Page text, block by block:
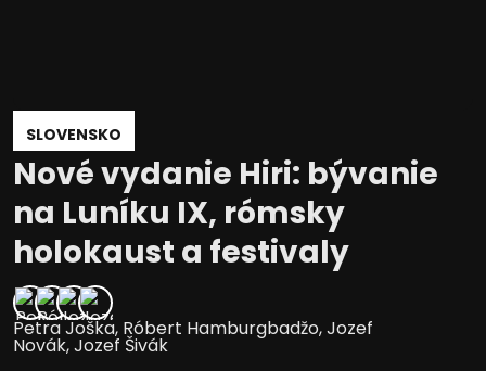
SLOVENSKO
Nové vydanie Hiri: bývanie
na Luníku IX, rómsky
holokaust a festivaly
Petra Joška, Róbert Hamburgbadžo,Jozef
Novák,Jozef Šivák